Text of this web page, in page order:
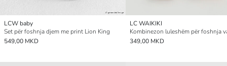
LCW baby
Set për foshnja djem me print Lion King
549,00 MKD
LC WAIKIKI
Kombinezon luleshëm për foshnja
349,00 MKD